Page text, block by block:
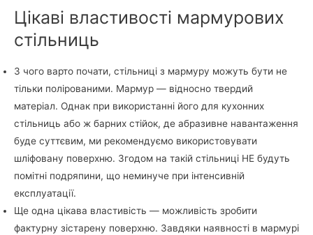
Цікаві властивості мармурових
стільниць
З чого варто почати, стільниці з мармуру можуть бути не
тільки полірованими. Мармур — відносно твердий
матеріал. Однак при використанні його для кухонних
стільниць або ж барних стійок, де абразивне навантаження
буде суттєвим, ми рекомендуємо використовувати
шліфовану поверхню. Згодом на такій стільниці НЕ будуть
помітні подряпини, що неминуче при інтенсивній
експлуатації.
Ще одна цікава властивість — можливість зробити
фактурну зістарену поверхню. Завдяки наявності в мармурі